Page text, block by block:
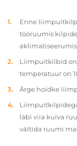
Enne
tööruumis
Liimpuitkilbid
temperatuur on
Ärge hoidke
läbi viia kuiva
vältida ruumi